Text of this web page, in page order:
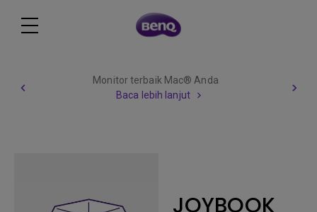
Monitor terbaik Mac® Anda
Baca lebih lanjut
JOYBOOK